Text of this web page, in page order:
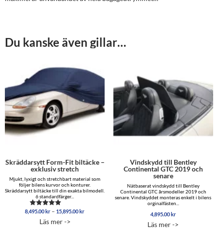
Du kanske även gillar…
Skräddarsytt Form-Fit biltäcke –
exklusiv stretch
Mjukt, lyxigt och stretchbart material som
följer bilens kurvor och konturer.
Skräddarsytt biltäcke till din exakta bilmodell.
6 standardfärger...
Betygsatt
av 5
8,495.00kr – 15,895.00krPrisintervall:
Läs mer ->
Vindskydd till Bentley
Continental GTC 2019 och
senare
Nätbaserat vindskydd till Bentley
Continental GTC årsmodeller 2019 och
senare. Vindskyddet monteras enkelt i bilens
orginalfästen...
4,895.00kr
Läs mer ->